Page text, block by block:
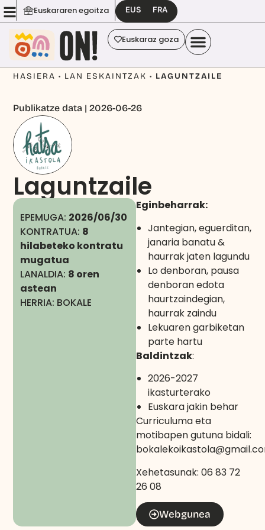
Euskararen egoitza EUS FRA
Euskaraz goza
HASIERA • LAN ESKAINTZAK • LAGUNTZAILE
Publikatze data | 2026-06-26
Laguntzaile
EPEMUGA: 2026/06/30
KONTRATUA: 8
hilabeteko kontratu
mugatua
LANALDIA: 8 oren
astean
HERRIA: BOKALE
Eginbeharrak:
Jantegian, eguerditan,
janaria banatu &
haurrak jaten lagundu
Lo denboran, pausa
denboran edota
haurtzaindegian,
haurrak zaindu
Lekuaren garbiketan
parte hartu
Baldintzak:
2026-2027
ikasturterako
Euskara jakin behar
Curriculuma eta
motibapen gutuna bidali:
Xehetasunak: 06 83 72
26 08
Webgunea